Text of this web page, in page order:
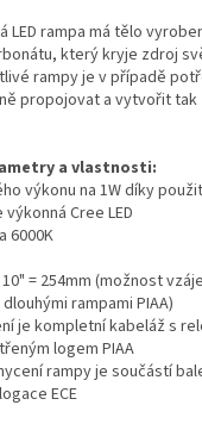
LED rampa má tělo
který kryje zdroj
rampy je v případě
propojovat a vytvořit
a vlastnosti:
výkonu na 1W díky
Cree LED
6000K
= 254mm (možnost
rampami PIAA)
je kompletní kabeláž s
logem PIAA
rampy je součástí
ECE